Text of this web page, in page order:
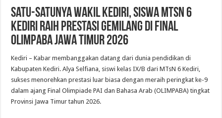
Satu-satunya Wakil Kediri, Siswa MTsN 6
Kediri Raih Prestasi Gemilang di Final
OLIMPABA Jawa Timur 2026
Kediri – Kabar membanggakan datang dari dunia pendidikan di
Kabupaten Kediri. Alya Selfiana, siswi kelas IX/B dari MTsN 6 Kediri,
sukses menorehkan prestasi luar biasa dengan meraih peringkat ke-9
dalam ajang Final Olimpiade PAI dan Bahasa Arab (OLIMPABA) tingkat
Provinsi Jawa Timur tahun 2026.